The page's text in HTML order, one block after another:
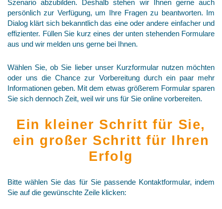
Szenario abzubilden. Deshalb stehen wir Ihnen gerne auch
persönlich zur Verfügung, um Ihre Fragen zu beantworten. Im
Dialog klärt sich bekanntlich das eine oder andere einfacher und
effizienter. Füllen Sie kurz eines der unten stehenden Formulare
aus und wir melden uns gerne bei Ihnen.
Wählen Sie, ob Sie lieber unser Kurzformular nutzen möchten
oder uns die Chance zur Vorbereitung durch ein paar mehr
Informationen geben. Mit dem etwas größerem Formular sparen
Sie sich dennoch Zeit, weil wir uns für Sie online vorbereiten.
Ein kleiner Schritt für Sie,
ein großer Schritt für Ihren
Erfolg
Bitte wählen Sie das für Sie passende Kontaktformular, indem
Sie auf die gewünschte Zeile klicken: